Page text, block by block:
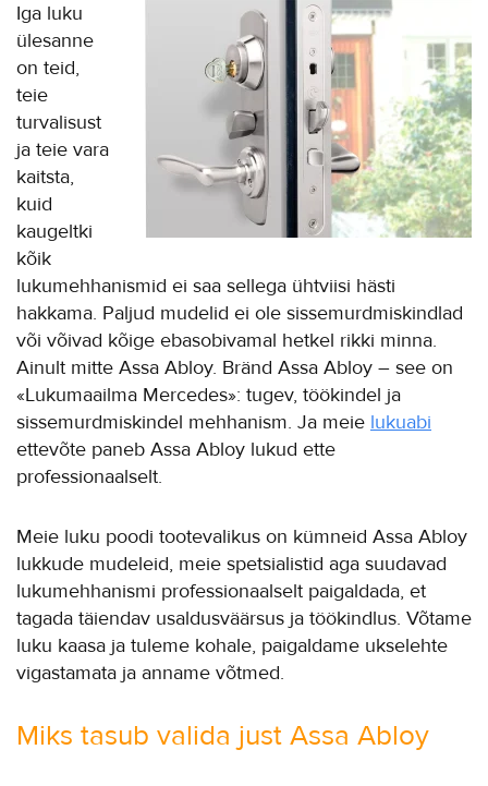
Iga luku
ülesanne
on teid,
teie
turvalisust
ja teie vara
kaitsta,
kuid
kaugeltki
kõik
lukumehhanismid ei saa sellega ühtviisi hästi
hakkama. Paljud mudelid ei ole sissemurdmiskindlad
või võivad kõige ebasobivamal hetkel rikki minna.
Ainult mitte Assa Abloy. Bränd Assa Abloy – see on
«Lukumaailma Mercedes»: tugev, töökindel ja
sissemurdmiskindel mehhanism. Ja meie lukuabi
ettevõte paneb Assa Abloy lukud ette
professionaalselt.
Meie luku poodi tootevalikus on kümneid Assa Abloy
lukkude mudeleid, meie spetsialistid aga suudavad
lukumehhanismi professionaalselt paigaldada, et
tagada täiendav usaldusväärsus ja töökindlus. Võtame
luku kaasa ja tuleme kohale, paigaldame ukselehte
vigastamata ja anname võtmed.
Miks tasub valida just Assa Abloy